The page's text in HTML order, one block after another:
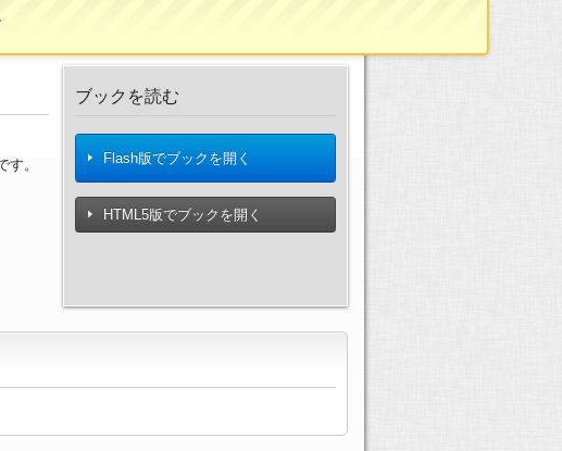
。
ブックを読む
Flash版でブックを開く
HTML5版でブックを開く